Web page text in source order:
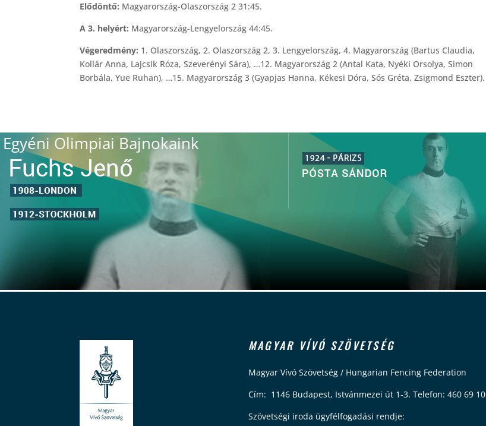
Elődöntő: Magyarország-Olaszország 2 31:45.
A 3. helyért: Magyarország-Lengyelország 44:45.
Végeredmény: 1. Olaszország, 2. Olaszország 2, 3. Lengyelország, 4. Magyarország (Bartus Claudia,
Kollár Anna, Lajcsik Róza, Szeverényi Sára), …12. Magyarország 2 (Antal Kata, Nyéki Orsolya, Simon
Borbála, Yue Ruhan), …15. Magyarország 3 (Gyapjas Hanna, Kékesi Dóra, Sós Gréta, Zsigmond Eszter).
Egyéni Olimpiai Bajnokaink
MAGYAR VÍVÓ SZÖVETSÉG
Magyar Vívó Szövetség / Hungarian Fencing Federation
Cím: 1146 Budapest, Istvánmezei út 1-3. Telefon: 460 69 10
Szövetségi iroda ügyfélfogadási rendje: